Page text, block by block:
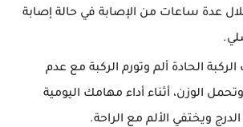
عدة ساعات من الإصابة في حالة إصابة
الحادة ألم وتورم الركبة مع عدم
الوزن، أثناء أداء مهامك اليومية
ويختفي الألم مع الراحة.